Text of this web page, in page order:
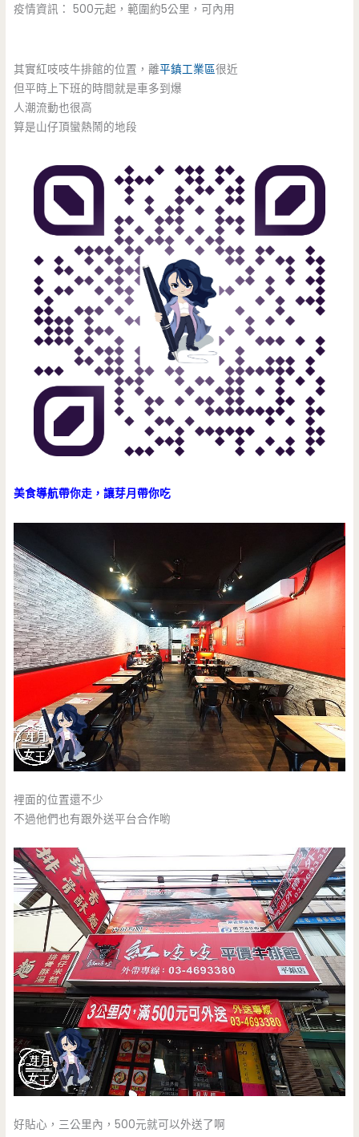
疫情資訊： 500元起，範圍約5公里，可內用
其實紅吱吱牛排館的位置，離平鎮工業區很近
但平時上下班的時間就是車多到爆
人潮流動也很高
算是山仔頂蠻熱鬧的地段
美食導航帶你走，讓芽月帶你吃
裡面的位置還不少
不過他們也有跟外送平台合作喲
好貼心，三公里內，500元就可以外送了啊